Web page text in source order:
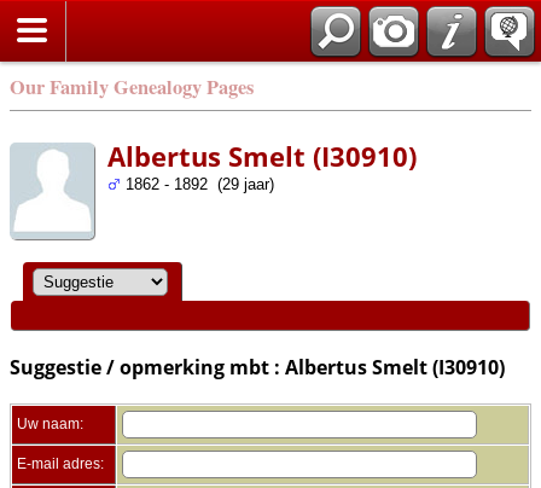
Our Family Genealogy Pages
Albertus Smelt (I30910)
1862 - 1892 (29 jaar)
Suggestie / opmerking mbt : Albertus Smelt (I30910)
Uw naam:
E-mail adres: